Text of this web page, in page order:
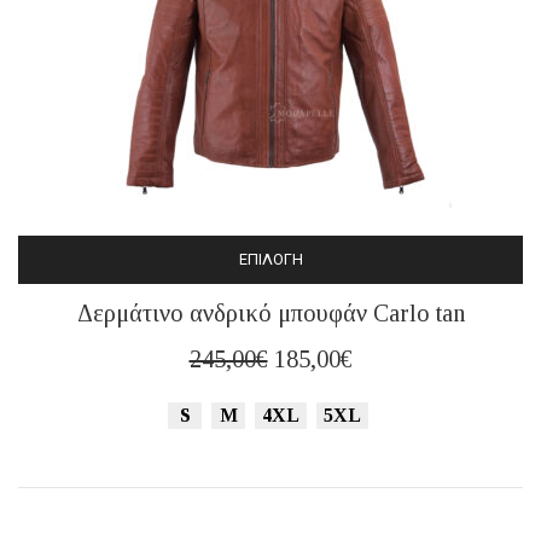
ΕΠΙΛΟΓΉ
το
προϊόν
πολλαπλές
Δερμάτινο ανδρικό μπουφάν Carlo tan
245,00€ Original
was:
185,00€Η
τιμή
185,00€.
S M 4XL 5XL